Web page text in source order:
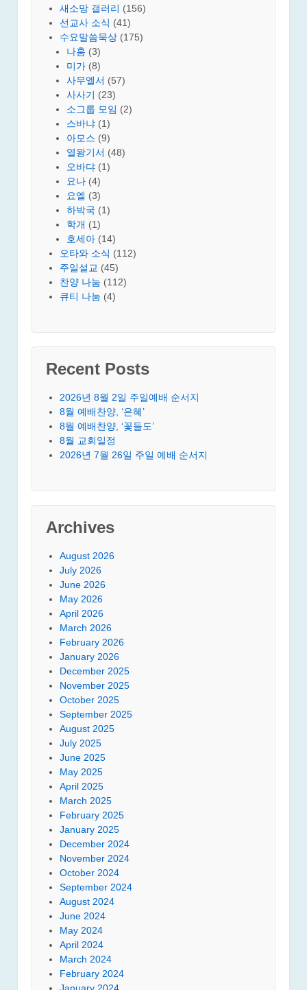
새소망 갤러리 (156)
선교사 소식 (41)
수요말씀묵상 (175)
나훔 (3)
미가 (8)
사무엘서 (57)
사사기 (23)
소그룹 모임 (2)
스바냐 (1)
아모스 (9)
열왕기서 (48)
오바댜 (1)
요나 (4)
요엘 (3)
하박국 (1)
학개 (1)
호세아 (14)
오타와 소식 (112)
주일설교 (45)
찬양 나눔 (112)
큐티 나눔 (4)
Recent Posts
2026년 8월 2일 주일예배 순서지
8월 예배찬양, ‘은혜’
8월 예배찬양, ‘꽃들도’
8월 교회일정
2026년 7월 26일 주일 예배 순서지
Archives
August 2026
July 2026
June 2026
May 2026
April 2026
March 2026
February 2026
January 2026
December 2025
November 2025
October 2025
September 2025
August 2025
July 2025
June 2025
May 2025
April 2025
March 2025
February 2025
January 2025
December 2024
November 2024
October 2024
September 2024
August 2024
June 2024
May 2024
April 2024
March 2024
February 2024
January 2024